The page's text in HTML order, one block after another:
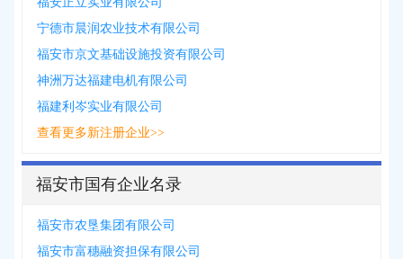
宁德市晨润农业技术有限公司
福安市京文基础设施投资有限公司
神洲万达福建电机有限公司
福建利岑实业有限公司
查看更多新注册企业>>
福安市国有企业名录
福安市农垦集团有限公司
福安市富穗融资担保有限公司